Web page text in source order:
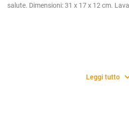
salute. Dimensioni:31 x 17 x 12 cm.
Leggi tutto